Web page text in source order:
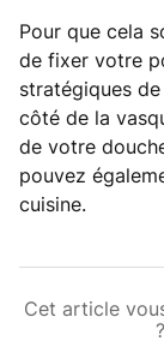
Pour que cela
de fixer votre
stratégiques
côté de la
de votre
pouvez
cuisine.
Cet article
?